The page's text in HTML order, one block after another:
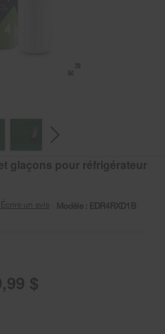
glaçons pour réfrigérateur
Écrire un avis Modèle : EDR4RXD1B
$